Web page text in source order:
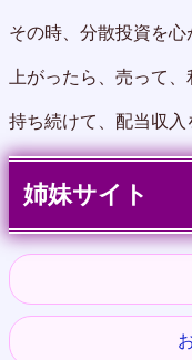
その時、分散投資を心
上がったら、売って
持ち続けて、配当収入
姉妹サイト